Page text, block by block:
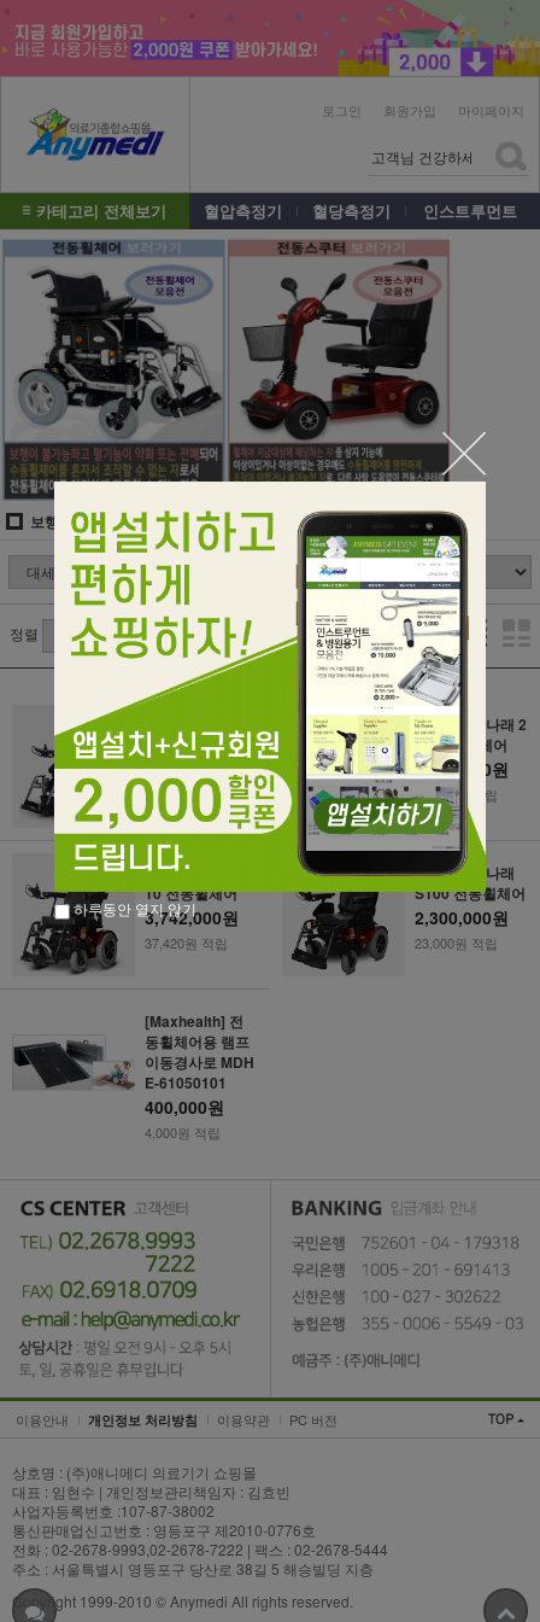
로그인 회원가입 마이페이지
카테고리 전체보기 혈압측정기 혈당측정기 인스트루먼트
보행보조/휠체어/지팡이 대세 나드리 전동휠체어
정렬
00 전동휠체어
2,083,000원
[케어라인] 나래 2
10 전동휠체어
2,207,000원
22,070원 적립
[케어라인] 나래 T
10 전동휠체어
3,742,000원
37,420원 적립
[케어라인] 나래
S100 전동휠체어
2,300,000원
23,000원 적립
[Maxhealth] 전
동휠체어용 램프
이동경사로 MDH
E-61050101
400,000원
4,000원 적립
이용안내 개인정보 처리방침 이용약관 PC 버전
상호명 : (주)애니메디 의료기기 쇼핑몰
대표 : 임현수 | 개인정보관리책임자 : 김효빈
사업자등록번호 :107-87-38002
통신판매업신고번호 : 영등포구 제2010-0776호
전화 : 02-2678-9993,02-2678-7222 | 팩스 : 02-2678-5444
주소 : 서울특별시 영등포구 당산로 38길 5 해승빌딩 지층
Copyright 1999-2010 © Anymedi All rights reserved.
하루동안 열지 않기